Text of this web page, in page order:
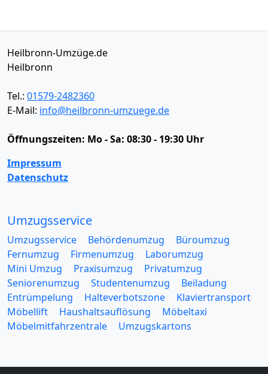
Heilbronn-Umzüge.de
Heilbronn
Tel.: 01579-2482360
E-Mail: info@heilbronn-umzuege.de
Öffnungszeiten: Mo - Sa: 08:30 - 19:30 Uhr
Impressum
Datenschutz
Umzugsservice
Umzugsservice Behördenumzug
Büroumzug
Fernumzug
Firmenumzug
Laborumzug
Mini Umzug
Praxisumzug
Privatumzug
Seniorenumzug
Studentenumzug
Beiladung
Entrümpelung
Halteverbotszone
Klaviertransport
Möbellift
Haushaltsauflösung
Möbeltaxi
Möbelmitfahrzentrale
Umzugskartons